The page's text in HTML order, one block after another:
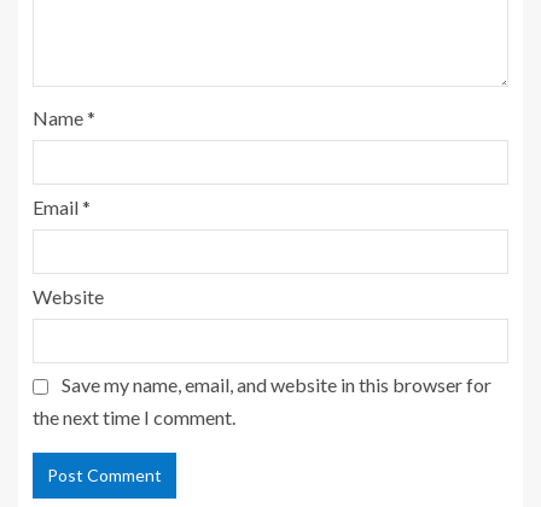
Name*
Email*
Website
Save my name, email, and website in this browser for
the next time I comment.